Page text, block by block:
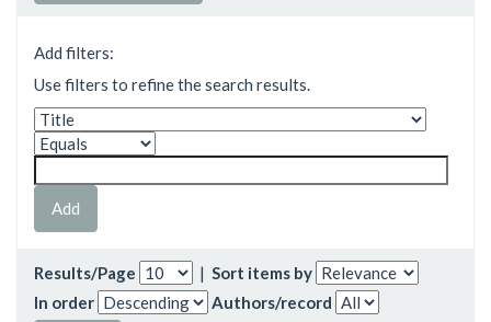
Add filters:
Use filters to refine the search results.
Results/Page | Sort items by
In order
Authors/record